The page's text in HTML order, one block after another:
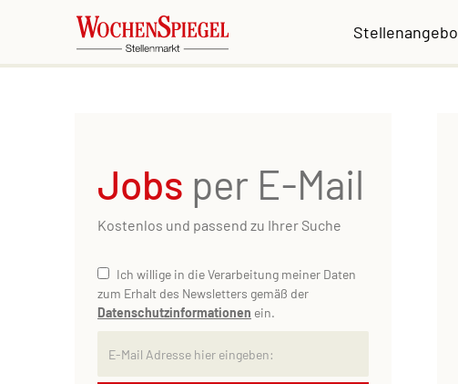
Jobs per E-Mail
Kostenlos und passend zu Ihrer Suche
Ich willige in die Verarbeitung meiner Daten
zum Erhalt des Newsletters gemäß der
Datenschutzinformationen ein.